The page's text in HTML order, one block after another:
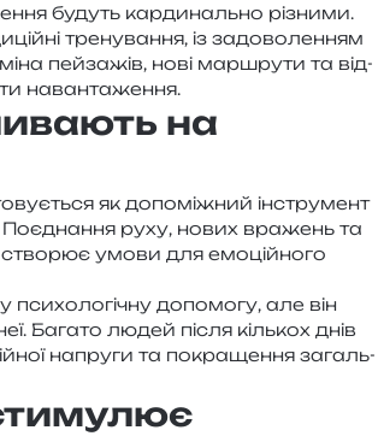
будуть кар­ди­наль­но різними.
тре­ну­ва­н­ня, із задо­во­ле­н­ням
пей­за­жів, нові мар­шру­ти та від­
навантаження.
на
як допо­мі­жний інстру­мент
Поєднання руху, нових вра­жень та
ство­рює умови для емо­цій­но­го
допо­мо­гу, але він
Багато людей після кіль­кох днів
напру­ги та покра­ще­н­ня загаль­